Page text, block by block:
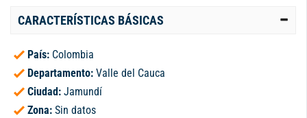
CARACTERÍSTICAS BÁSICAS
País: Colombia
Departamento: Valle del Cauca
Ciudad: Jamundí
Zona: Sin datos